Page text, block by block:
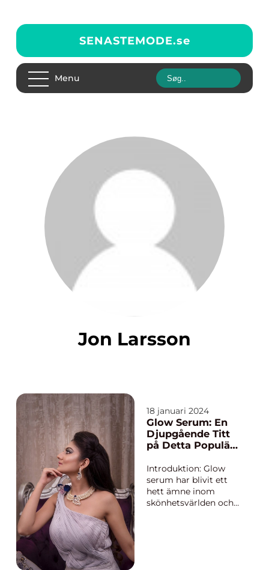
SENASTEMODE.se
Menu
Jon Larsson
18 januari 2024
Glow Serum: En
Djupgående Titt
på Detta Populära
Introduktion: Glow
serum har blivit ett
hett ämne inom
skönhetsvärlden och